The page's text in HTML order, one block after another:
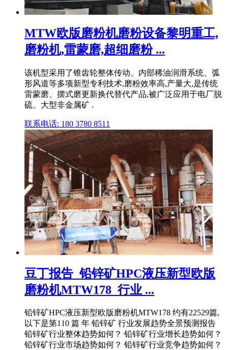
MTW欧版磨粉机磨粉设备黎明重工,
磨粉机,雷蒙磨,超细磨粉 ...
该机型采用了锥齿轮整体传动、内部稀油润滑系统、弧
形风道等多项新型专利技术,磨粉效率高,产量大,是传统
雷蒙磨、摆式磨更新换代替代产品,被广泛应用于电厂脱
硫、大型非金属矿 .
联系电话: 180 3780 8511
豆丁报告_铅锌矿HPC液压新型欧版
磨粉机MTW178_行业 ...
铅锌矿HPC液压新型欧版磨粉机MTW178 约有22529篇,
以下是第110 篇 年 铅锌矿 行业发展趋势全景预测报告
铅锌矿行业整体趋势如何？ 铅锌矿行业增长趋势如何？
铅锌矿行业市场趋势如何？ 铅锌矿行业竞争趋势如何？